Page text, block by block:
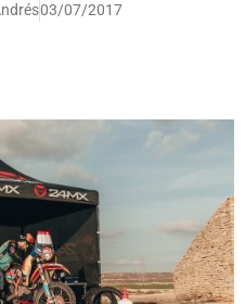
03/07/2017